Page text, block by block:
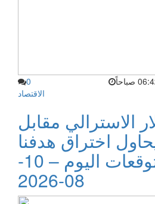
0
الاقتصاد
الاسترالي مقابل
اختراق هدفنا
السعري – توقعات اليوم – 10-
08-2026